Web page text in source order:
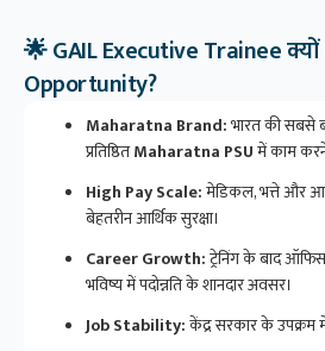
🌟 GAIL Executive Trainee
Opportunity?
Maharatna Brand:भारत की सबसे
प्रतिष्ठितMaharatna PSUमें काम
High Pay Scale:मेडिकल, भत्ते और
बेहतरीन आर्थिक सुरक्षा।
Career Growth:ट्रेनिंग के बाद
भविष्य में पदोन्नति के शानदार अवसर।
Job Stability:केंद्र सरकार के उपक्रम